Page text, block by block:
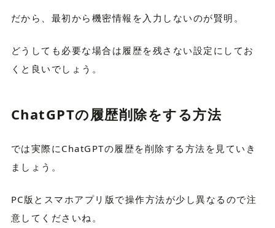
だから、最初から機密情報を入力しないのが賢明。
どうしても必要な場合は履歴を残さない設定にしてお
くと良いでしょう。
ChatGPTの履歴削除をする方法
では実際にChatGPTの履歴を削除する方法を見ていき
ましょう。
PC版とスマホアプリ版で操作方法が少し異なるので注
意してくださいね。